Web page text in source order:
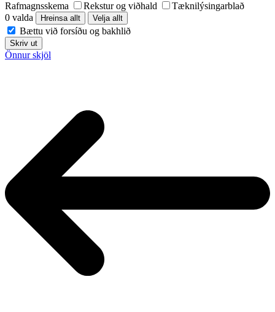
Rafmagnsskema
Rekstur og viðhald
Tæknilýsingarblað
0 valda
Hreinsa allt Velja allt
Bættu við forsíðu og bakhlið
Skriv ut
Önnur skjöl